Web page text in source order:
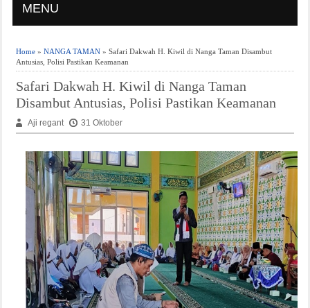
MENU
Home» NANGA TAMAN» Safari Dakwah H. Kiwil di Nanga Taman Disambut
Antusias, Polisi Pastikan Keamanan
Safari Dakwah H. Kiwil di Nanga Taman
Disambut Antusias, Polisi Pastikan Keamanan
Aji regant 31 Oktober